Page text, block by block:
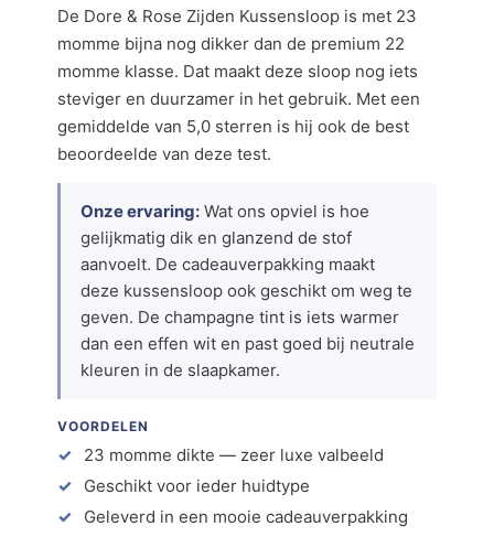
De Dore & Rose Zijden Kussensloop is met 23
momme bijna nog dikker dan de premium 22
momme klasse. Dat maakt deze sloop nog iets
steviger en duurzamer in het gebruik. Met een
gemiddelde van 5,0 sterren is hij ook de best
beoordeelde van deze test.
Onze ervaring: Wat ons opviel is hoe
gelijkmatig dik en glanzend de stof
aanvoelt. De cadeauverpakking maakt
deze kussensloop ook geschikt om weg te
geven. De champagne tint is iets warmer
dan een effen wit en past goed bij neutrale
kleuren in de slaapkamer.
VOORDELEN
23 momme dikte — zeer luxe valbeeld
Geschikt voor ieder huidtype
Geleverd in een mooie cadeauverpakking